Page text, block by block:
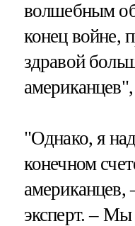
волшебным
конец войне,
здравой
"Однако, я
конечном
эксперт. –